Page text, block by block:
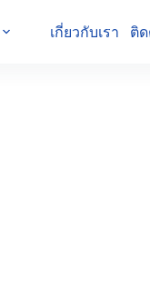
เกี่ยวกับเรา ติด